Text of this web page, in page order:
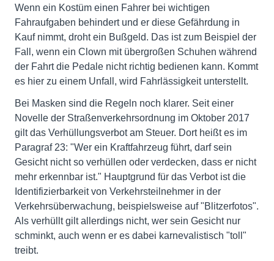
Wenn ein Kostüm einen Fahrer bei wichtigen
Fahraufgaben behindert und er diese Gefährdung in
Kauf nimmt, droht ein Bußgeld. Das ist zum Beispiel der
Fall, wenn ein Clown mit übergroßen Schuhen während
der Fahrt die Pedale nicht richtig bedienen kann. Kommt
es hier zu einem Unfall, wird Fahrlässigkeit unterstellt.
Bei Masken sind die Regeln noch klarer. Seit einer
Novelle der Straßenverkehrsordnung im Oktober 2017
gilt das Verhüllungsverbot am Steuer. Dort heißt es im
Paragraf 23: "Wer ein Kraftfahrzeug führt, darf sein
Gesicht nicht so verhüllen oder verdecken, dass er nicht
mehr erkennbar ist." Hauptgrund für das Verbot ist die
Identifizierbarkeit von Verkehrsteilnehmer in der
Verkehrsüberwachung, beispielsweise auf "Blitzerfotos".
Als verhüllt gilt allerdings nicht, wer sein Gesicht nur
schminkt, auch wenn er es dabei karnevalistisch "toll"
treibt.